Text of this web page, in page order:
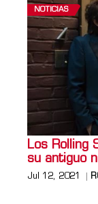
NOTICIAS
Los Rolling
su antiguo
Jul 12, 2021